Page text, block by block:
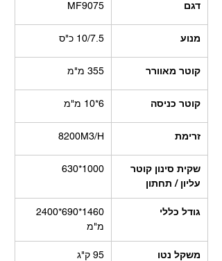
דגם MF9075
מנוע 10/7.5 כ"ס
קוטר מאוורר 355 מ"מ
קוטר כניסה 6*10 מ"מ
זרימת 8200M3/H
שקית סינון קוטר
עליון / תחתון
630*1000
גודל כללי
מ"מ
משקל נטו 95 ק"ג